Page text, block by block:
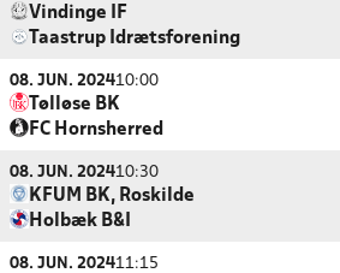
Vindinge IF
Taastrup Idrætsforening
08. JUN. 202410:00
Tølløse BK
FC Hornsherred
08. JUN. 202410:30
KFUM BK, Roskilde
Holbæk B&I
08. JUN. 202411:15